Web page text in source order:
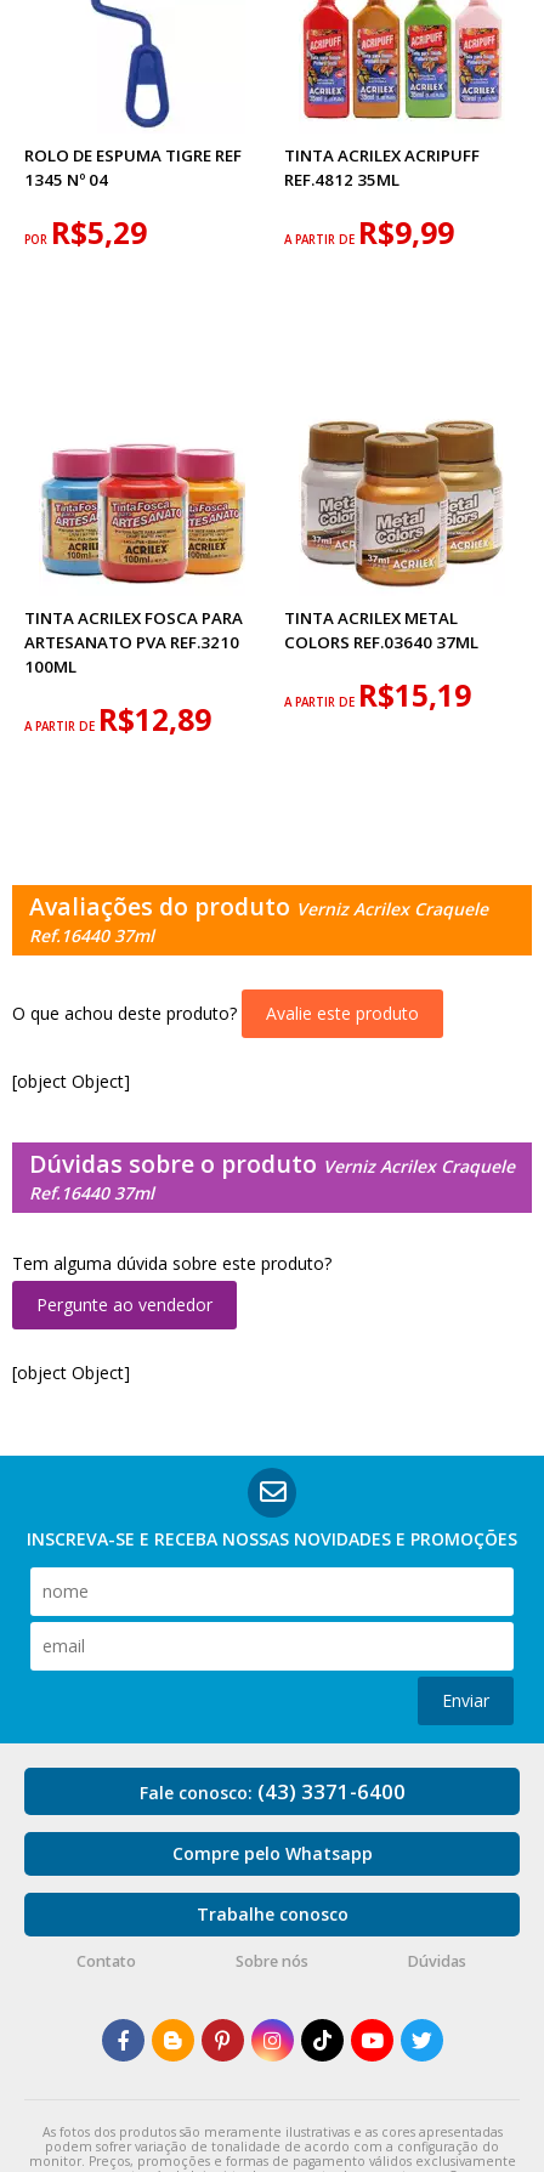
ROLO DE ESPUMA TIGRE REF
1345 Nº 04
POR R$5,29
TINTA ACRILEX ACRIPUFF
REF.4812 35ML
A PARTIR DE R$9,99
TINTA ACRILEX FOSCA PARA
ARTESANATO PVA REF.3210
100ML
A PARTIR DE R$12,89
TINTA ACRILEX METAL
COLORS REF.03640 37ML
A PARTIR DE R$15,19
Avaliações do produto Verniz Acrilex Craquele
Ref.16440 37ml
O que achou deste produto? Avalie este produto
[object Object]
Dúvidas sobre o produto Verniz Acrilex Craquele
Ref.16440 37ml
Tem alguma dúvida sobre este produto?
Pergunte ao vendedor
[object Object]
INSCREVA-SE E RECEBA NOSSAS NOVIDADES E PROMOÇÕES
Enviar
Fale conosco: (43) 3371-6400
Compre pelo Whatsapp
Trabalhe conosco
Contato Sobre nós Dúvidas
As fotos dos produtos são meramente ilustrativas e as cores apresentadas
podem sofrer variação de tonalidade de acordo com a configuração do
monitor. Preços, promoções e formas de pagamento válidos exclusivamente